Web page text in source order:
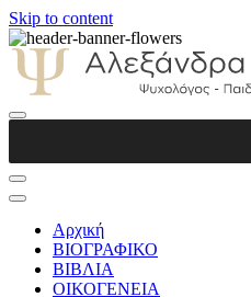
Skip to content
Παιδοψυχολόγος
Αρχική
ΒΙΟΓΡΑΦΙΚΟ
ΒΙΒΛΙΑ
ΟΙΚΟΓΕΝΕΙΑ